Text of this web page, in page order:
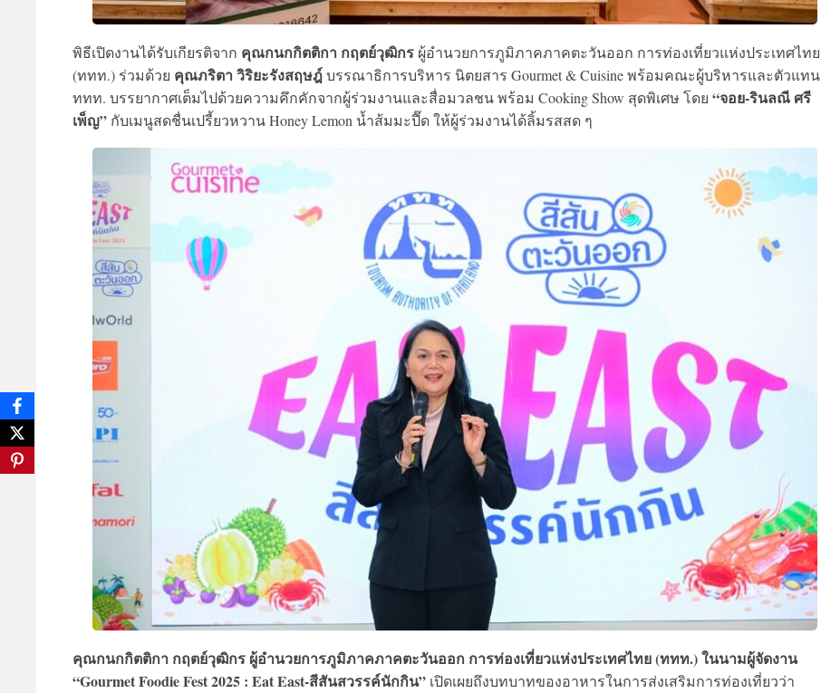
พิธีเปิดงานได้รับเกียรติจาก คุณกนกกิตติกา กฤตย์วุฒิกร ผู้อำนวยการภูมิภาคภาคตะวันออก การท่องเที่ยวแห่งประเทศไทย
(ททท.) ร่วมด้วย คุณภริตา วิริยะรังสฤษฎ์บรรณาธิการบริหาร นิตยสาร Gourmet & Cuisine พร้อมคณะผู้บริหารและตัวแทน
ททท. บรรยากาศเต็มไปด้วยความคึกคักจากผู้ร่วมงานและสื่อมวลชน พร้อม Cooking Show สุดพิเศษ โดย “จอย-รินลณี ศรี
เพ็ญ” กับเมนูสดชื่นเปรี้ยวหวาน Honey Lemon น้ำส้มมะปี๊ด ให้ผู้ร่วมงานได้ลิ้มรสสด ๆ
คุณกนกกิตติกา กฤตย์วุฒิกร ผู้อำนวยการภูมิภาคภาคตะวันออก การท่องเที่ยวแห่งประเทศไทย (ททท.) ในนามผู้จัดงาน
“Gourmet Foodie Fest 2025 : Eat East-สีสันสวรรค์นักกิน” เปิดเผยถึงบทบาทของอาหารในการส่งเสริมการท่องเที่ยวว่า